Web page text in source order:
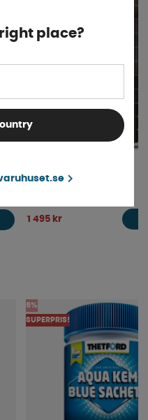
1 495 kr
5%
SUPERPRIS!
place?